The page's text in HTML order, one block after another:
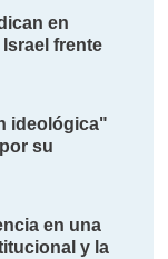
en
frente
ideológica"
su
en una
y la